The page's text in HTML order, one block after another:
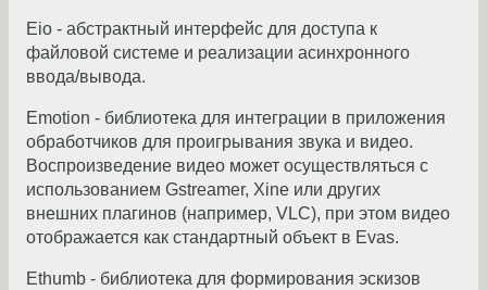
Eio - абстрактный интерфейс для доступа к
файловой системе и реализации асинхронного
ввода/вывода.
Emotion - библиотека для интеграции в приложения
обработчиков для проигрывания звука и видео.
Воспроизведение видео может осуществляться с
использованием Gstreamer, Xine или других
внешних плагинов (например, VLC), при этом видео
отображается как стандартный объект в Evas.
Ethumb - библиотека для формирования эскизов